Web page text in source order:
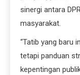
sinergi antara
masyarakat.
“Tatib yang baru
tetapi panduan
kepentingan